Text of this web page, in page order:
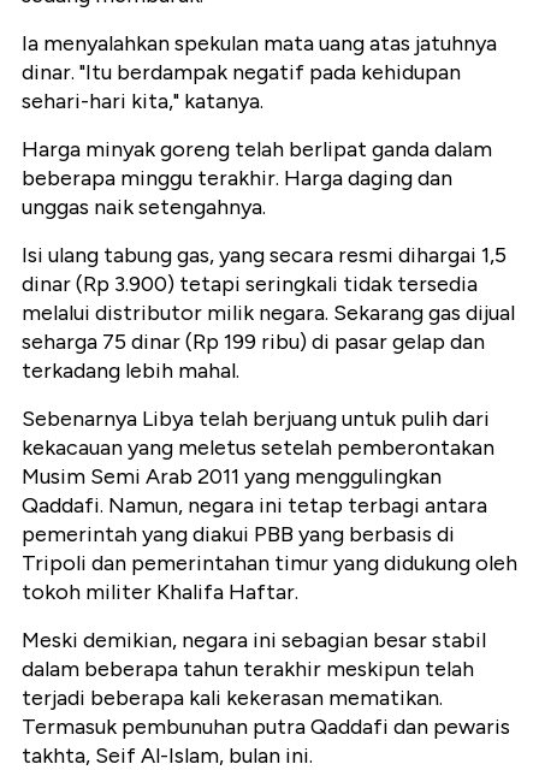
Ia menyalahkan spekulan mata uang atas jatuhnya
dinar. "Itu berdampak negatif pada kehidupan
sehari-hari kita," katanya.
Harga minyak goreng telah berlipat ganda dalam
beberapa minggu terakhir. Harga daging dan
unggas naik setengahnya.
Isi ulang tabung gas, yang secara resmi dihargai 1,5
dinar (Rp 3.900) tetapi seringkali tidak tersedia
melalui distributor milik negara. Sekarang gas dijual
seharga 75 dinar (Rp 199 ribu) di pasar gelap dan
terkadang lebih mahal.
Sebenarnya Libya telah berjuang untuk pulih dari
kekacauan yang meletus setelah pemberontakan
Musim Semi Arab 2011 yang menggulingkan
Qaddafi. Namun, negara ini tetap terbagi antara
pemerintah yang diakui PBB yang berbasis di
Tripoli dan pemerintahan timur yang didukung oleh
tokoh militer Khalifa Haftar.
Meski demikian, negara ini sebagian besar stabil
dalam beberapa tahun terakhir meskipun telah
terjadi beberapa kali kekerasan mematikan.
Termasuk pembunuhan putra Qaddafi dan pewaris
takhta, Seif Al-Islam, bulan ini.